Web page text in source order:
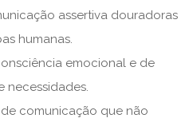
assertiva douradoras
humanas.
emocional e de
necessidades.
comunicação que não